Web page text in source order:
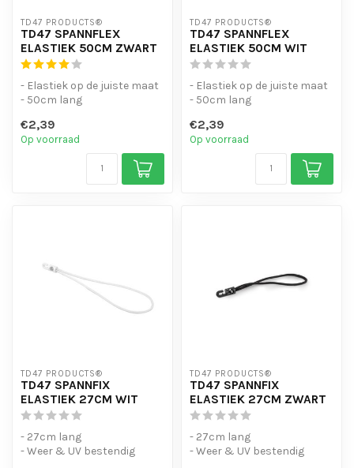
TD47 PRODUCTS®
TD47 SPANNFLEX
ELASTIEK 50CM ZWART
- Elastiek op de juiste maat
- 50cm lang
€2,39
Op voorraad
TD47 PRODUCTS®
TD47 SPANNFLEX
ELASTIEK 50CM WIT
- Elastiek op de juiste maat
- 50cm lang
€2,39
Op voorraad
TD47 PRODUCTS®
TD47 SPANNFIX
ELASTIEK 27CM WIT
- 27cm lang
- Weer & UV bestendig
TD47 PRODUCTS®
TD47 SPANNFIX
ELASTIEK 27CM ZWART
- 27cm lang
- Weer & UV bestendig